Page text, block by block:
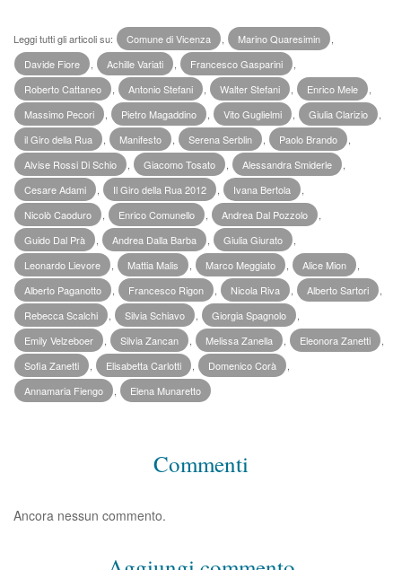
Leggi tutti gli articoli su: Comune di Vicenza Marino Quaresimin
Davide Fiore
Achille Variati Francesco Gasparini
Roberto Cattaneo
Antonio Stefani Walter Stefani Enrico Mele
Massimo Pecori
Pietro Magaddino Vito Guglielmi Giulia Clarizio
il Giro della Rua
Manifesto Serena Serblin Paolo Brando
Alvise Rossi Di Schio
Giacomo Tosato Alessandra Smiderle
Cesare Adami
Il Giro della Rua 2012 Ivana Bertola
Nicolò Caoduro
Enrico Comunello Andrea Dal Pozzolo
Guido Dal Prà
Andrea Dalla Barba Giulia Giurato
Leonardo Lievore
Mattia Malis Marco Meggiato Alice Mion
Alberto Paganotto
Francesco Rigon Nicola Riva Alberto Sartori
Rebecca Scalchi
Silvia Schiavo Giorgia Spagnolo
Emily Velzeboer
Silvia Zancan Melissa Zanella Eleonora Zanetti
Sofia Zanetti
Elisabetta Carlotti Domenico Corà
Annamaria Fiengo
Elena Munaretto
Commenti
Ancora nessun commento.